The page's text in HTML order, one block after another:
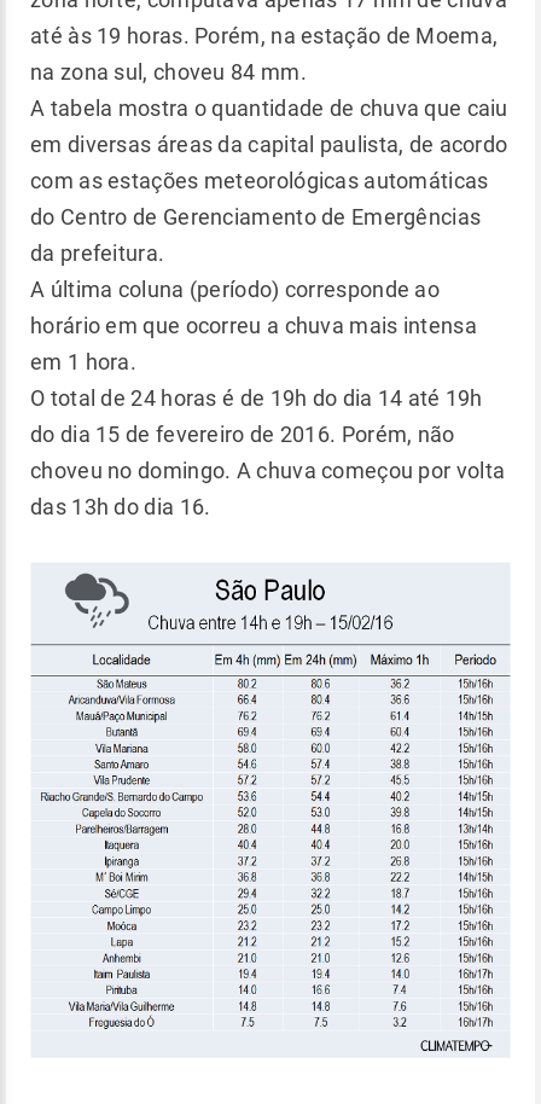
até às 19 horas. Porém, na estação de Moema,
na zona sul, choveu 84 mm.
A tabela mostra o quantidade de chuva que caiu
em diversas áreas da capital paulista, de acordo
com as estações meteorológicas automáticas
do Centro de Gerenciamento de Emergências
da prefeitura.
A última coluna (período) corresponde ao
horário em que ocorreu a chuva mais intensa
em 1 hora.
O total de 24 horas é de 19h do dia 14 até 19h
do dia 15 de fevereiro de 2016. Porém, não
choveu no domingo. A chuva começou por volta
das 13h do dia 16.